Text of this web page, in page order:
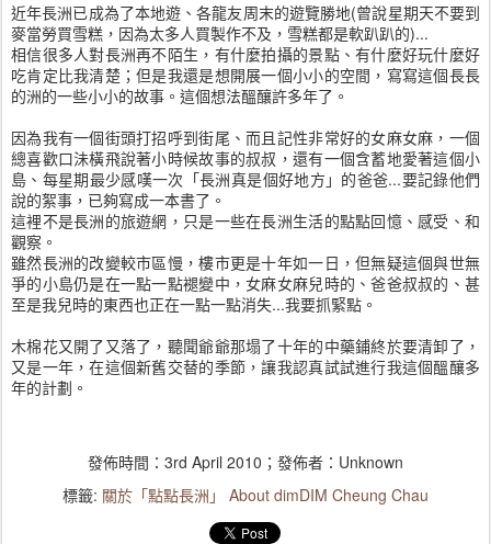
近年長洲已成為了本地遊、各龍友周末的遊覽勝地(曾說星期天不要到
麥當勞買雪糕，因為太多人買製作不及，雪糕都是軟趴趴的)...
相信很多人對長洲再不陌生，有什麼拍攝的景點、有什麼好玩什麼好
吃肯定比我清楚；但是我還是想開展一個小小的空間，寫寫這個長長
的洲的一些小小的故事。這個想法醞釀許多年了。
因為我有一個街頭打招呼到街尾、而且記性非常好的女麻女麻，一個
總喜歡口沬橫飛說著小時候故事的叔叔，還有一個含蓄地愛著這個小
島、每星期最少感嘆一次「長洲真是個好地方」的爸爸...要記錄他們
說的絮事，已夠寫成一本書了。
這裡不是長洲的旅遊網，只是一些在長洲生活的點點回憶、感受、和
觀察。
雖然長洲的改變較市區慢，樓市更是十年如一日，但無疑這個與世無
爭的小島仍是在一點一點褪變中，女麻女麻兒時的、爸爸叔叔的、甚
至是我兒時的東西也正在一點一點消失...我要抓緊點。
木棉花又開了又落了，聽聞爺爺那塌了十年的中藥鋪終於要清卸了，
又是一年，在這個新舊交替的季節，讓我認真試試進行我這個醞釀多
年的計劃。
發佈時間： 3rd April 2010 ；發佈者：Unknown
標籤: 關於「點點長洲」 About dimDIM Cheung Chau